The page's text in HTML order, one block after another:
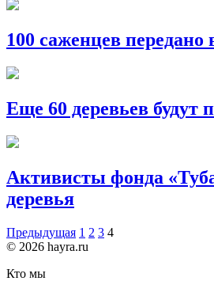
100 саженцев передано
Еще 60 деревьев будут
Активисты фонда
деревья
Предыдущая 1 2 3 4
© 2026 hayra.ru
Кто мы